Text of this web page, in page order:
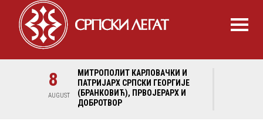
8
AUGUST
МИТРОПОЛИТ КАРЛОВАЧКИ И
ПАТРИЈАРХ СРПСКИ ГЕОРГИЈЕ
(БРАНКОВИЋ), ПРВОЈЕРАРХ И
ДОБРОТВОР